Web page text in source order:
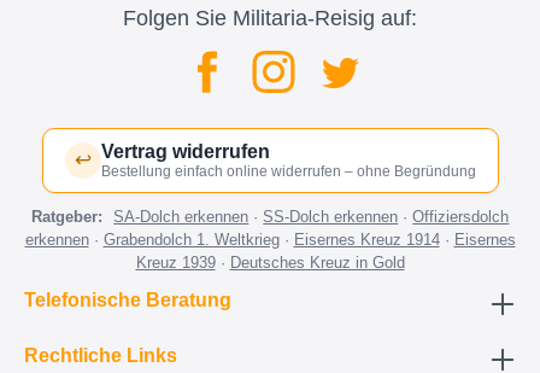
Folgen Sie Militaria-Reisig auf:
↩ Vertrag widerrufen
Bestellung einfach online widerrufen – ohne Begründung
Ratgeber: SA-Dolch erkennen ·SS-Dolch erkennen ·Offiziersdolch
erkennen· Grabendolch 1. Weltkrieg· Eisernes Kreuz 1914· Eisernes
Kreuz 1939· Deutsches Kreuz in Gold
Telefonische Beratung
Rechtliche Links